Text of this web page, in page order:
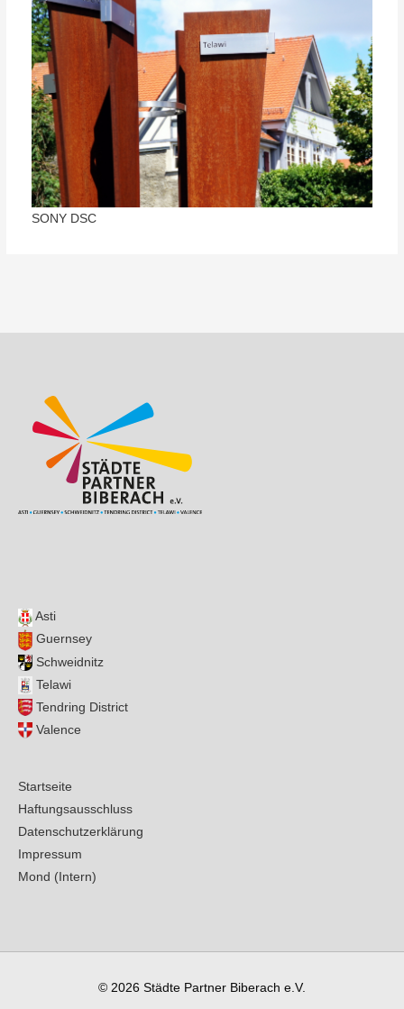
SONY DSC
Asti
Guernsey
Schweidnitz
Telawi
Tendring District
Valence
Startseite
Haftungsausschluss
Datenschutzerklärung
Impressum
Mond (Intern)
© 2026 Städte Partner Biberach e.V.